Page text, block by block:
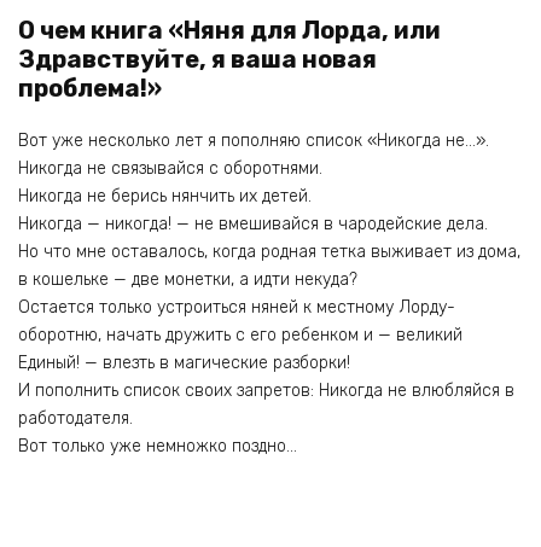
О чем книга «Няня для Лорда, или
Здравствуйте, я ваша новая
проблема!»
Вот уже несколько лет я пополняю список «Никогда не…».
Никогда не связывайся с оборотнями.
Никогда не берись нянчить их детей.
Никогда — никогда! — не вмешивайся в чародейские дела.
Но что мне оставалось, когда родная тетка выживает из дома,
в кошельке — две монетки, а идти некуда?
Остается только устроиться няней к местному Лорду-
оборотню, начать дружить с его ребенком и — великий
Единый! — влезть в магические разборки!
И пополнить список своих запретов: Никогда не влюбляйся в
работодателя.
Вот только уже немножко поздно…